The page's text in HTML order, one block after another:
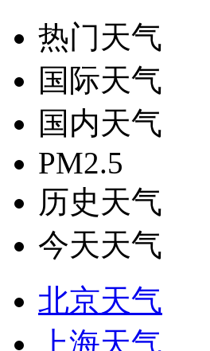
热门天气
国际天气
国内天气
PM2.5
历史天气
今天天气
北京天气
上海天气